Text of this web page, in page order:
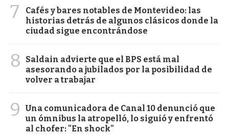
7
Cafés y bares notables de Montevideo: las
historias detrás de algunos clásicos donde la
ciudad sigue encontrándose
8
Saldain advierte que el BPS está mal
asesorando a jubilados por la posibilidad de
volver a trabajar
9
Una comunicadora de Canal 10 denunció que
un ómnibus la atropelló, lo siguió y enfrentó
al chofer: "En shock"